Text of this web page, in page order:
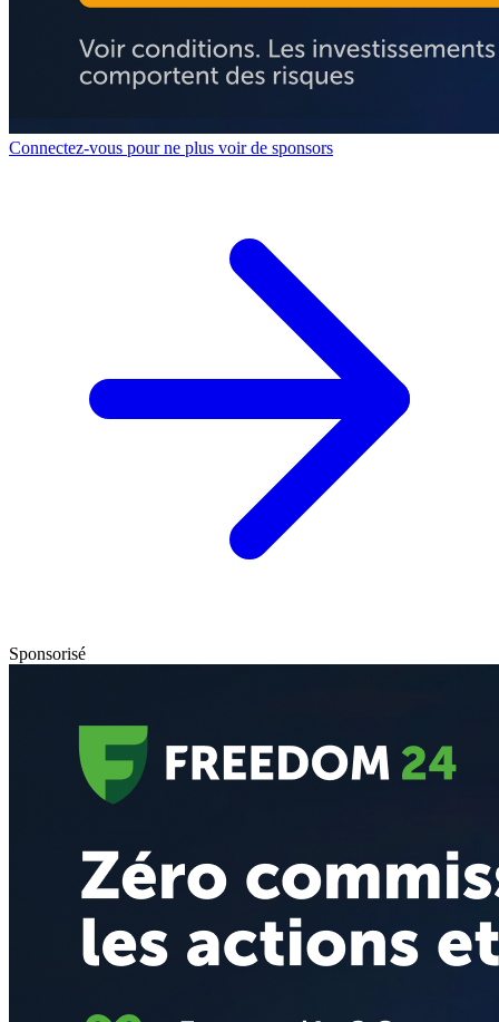
Connectez-vous pour ne plus voir de sponsors
Sponsorisé